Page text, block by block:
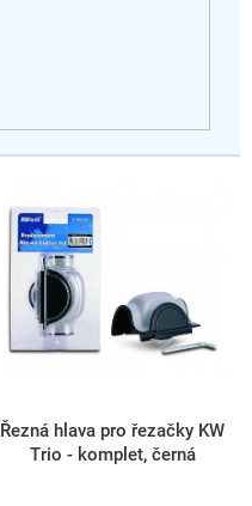
Řezná hlava pro řezačky KW
Trio - komplet, černá